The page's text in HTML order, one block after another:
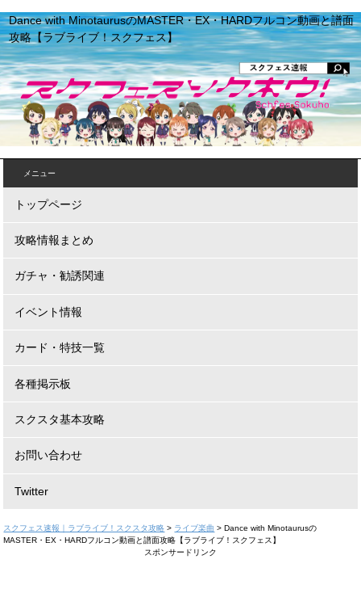
Dance with MinotaurusのMASTER・EX・HARDフルコン動画と譜面
攻略【ラブライブ！スクフェス】
メニュー
トップページ
攻略情報まとめ
ガチャ・勧誘関連
イベント情報
カード・特技一覧
各種掲示板
スクスタ基本攻略
お問い合わせ
Twitter
スクフェス速報｜ラブライブ！スクスタ攻略 > ライブ楽曲 >Dance with Minotaurusの
MASTER・EX・HARDフルコン動画と譜面攻略【ラブライブ！スクフェス】
スポンサードリンク